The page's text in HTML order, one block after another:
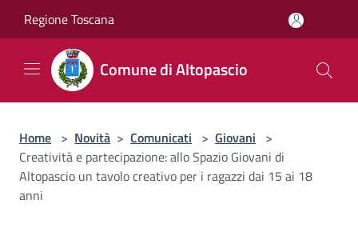
Regione Toscana
Comune di Altopascio
Home > Novità > Comunicati > Giovani >
Creatività e partecipazione: allo Spazio Giovani di
Altopascio un tavolo creativo per i ragazzi dai 15 ai 18
anni